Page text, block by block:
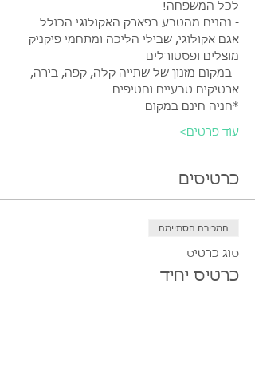
לכל המשפחה!
- נהנים מהטבע בפארק האקולוגי הכולל
אגם אקולוגי, שבילי הליכה ומתחמי פיקניק
מוצלים ופסטורלים
- במקום מזנון של שתייה קלה, קפה, בירה,
ארטיקים טבעיים וחטיפים
*חניה חינם במקום
עוד פרטים>
כרטיסים
המכירה הסתיימה
סוג כרטיס
כרטיס יחיד